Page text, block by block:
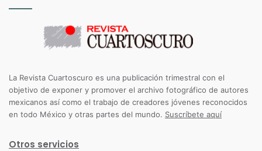
La Revista Cuartoscuro es una publicación trimestral con el
objetivo de exponer y promover el archivo fotográfico de autores
mexicanos así como el trabajo de creadores jóvenes reconocidos
en todo México y otras partes del mundo. Suscríbete aquí
Otros servicios